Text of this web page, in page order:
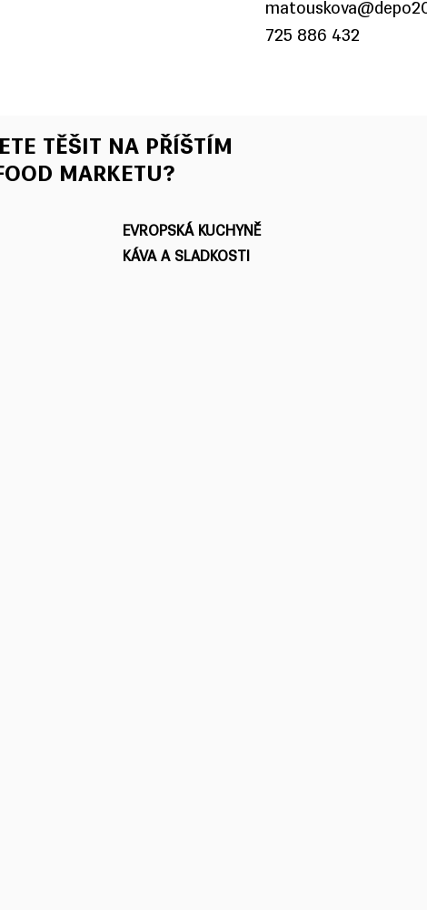
725 886 432
TĚŠIT NA PŘÍŠTÍM
MARKETU?
EVROPSKÁ KUCHYNĚ
KÁVA A SLADKOSTI